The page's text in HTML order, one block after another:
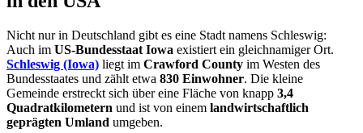
Nicht nur in Deutschland gibt es eine Stadt namens Schleswig:
Auch im US-Bundesstaat Iowa existiert ein gleichnamiger Ort.
Schleswig (Iowa) liegt im Crawford County im Westen des
Bundesstaates und zählt etwa 830 Einwohner. Die kleine
Gemeinde erstreckt sich über eine Fläche von knapp 3,4
Quadratkilometern und ist von einem landwirtschaftlich
geprägten Umland umgeben.